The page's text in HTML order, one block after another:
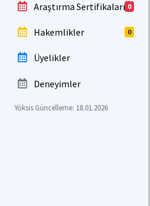
Araştırma Sertifikaları 0
Hakemlikler 0
Üyelikler
Deneyimler
Yöksis Güncelleme: 18.01.2026